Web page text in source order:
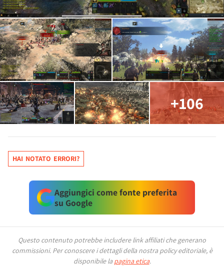
+106
HAI NOTATO ERRORI?
Aggiungici come fonte preferita
su Google
Questo contenuto potrebbe includere link affiliati che generano
commissioni. Per conoscere i dettagli della nostra policy editoriale, è
disponibile la pagina etica.